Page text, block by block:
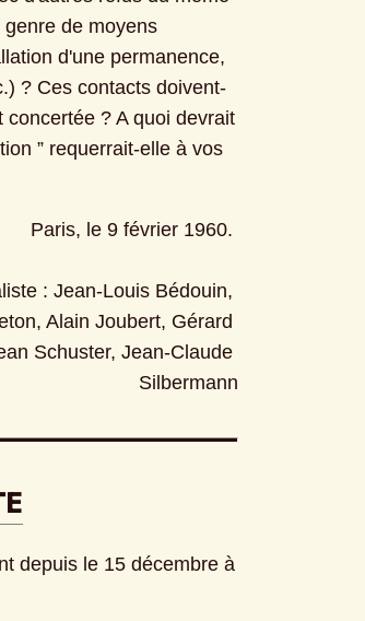
de moyens
d'une permanence,
? Ces contacts doivent-
? A quoi devrait
” requerrait-elle à vos
Paris, le 9 février 1960.
: Jean-Louis Bédouin,
Alain Joubert, Gérard
Schuster, Jean-Claude
Silbermann
depuis le 15 décembre à